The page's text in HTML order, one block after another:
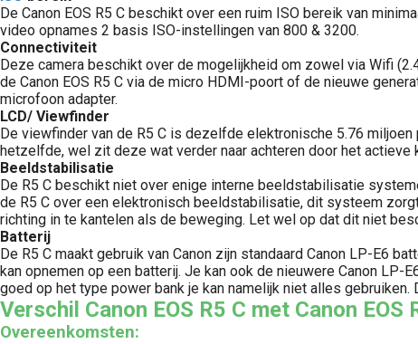
De Canon EOS R5 C beschikt over een ruim ISO bereik van
video opnames 2 basis ISO-instellingen van 800 & 3200.
Connectiviteit
Deze camera beschikt over de mogelijkheid om zowel via Wifi
de Canon EOS R5 C via de micro HDMI-poort of de nieuwe
microfoon adapter.
LCD/ Viewfinder
De viewfinder van de R5 C is dezelfde elektronische 5.76
hetzelfde, wel zit deze wat verder naar achteren door het
Beeldstabilisatie
De R5 C beschikt niet over enige interne beeldstabilisatie
de R5 C over een elektronisch beeldstabilisatie, dit systeem
richting in te kantelen als de beweging. Let wel op dat dit niet
Batterij
De R5 C maakt gebruik van Canon zijn standaard Canon LP-E6
kan opnemen op een batterij. Je kan ook de nieuwere Canon
goed op het type power bank je kan namelijk niet alles
Verschil Canon EOS R5 C met Canon EOS
Overeenkomsten: